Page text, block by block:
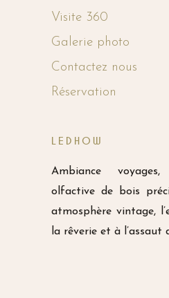
Visite 360
Galerie photo
Contactez nous
Réservation
LEDHOW
Ambiance
olfactive de bois
atmosphère vintage,
la rêverie et à l’assaut